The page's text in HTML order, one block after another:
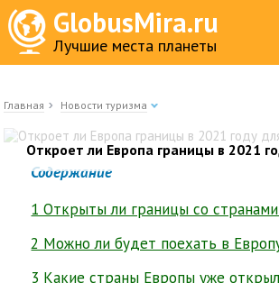
GlobusMira.ru
Лучшие места планеты
Главная Новости туризма
Откроет ли Европа границы в 2021
Содержание
1 Открыты ли границы со
2 Можно ли будет поехать в
3 Какие страны Европы уже